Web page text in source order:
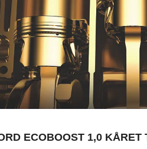
ECOBOOST 1,0 KÅRET